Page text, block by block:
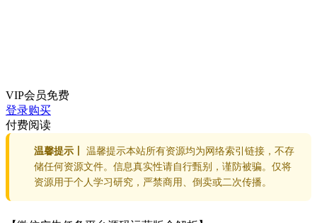
VIP会员免费
登录购买
付费阅读
温馨提示丨
温馨提示本站所有资源均为网络索引链接，不存
储任何资源文件。信息真实性请自行甄别，谨防被骗。仅将
资源用于个人学习研究，严禁商用、倒卖或二次传播。